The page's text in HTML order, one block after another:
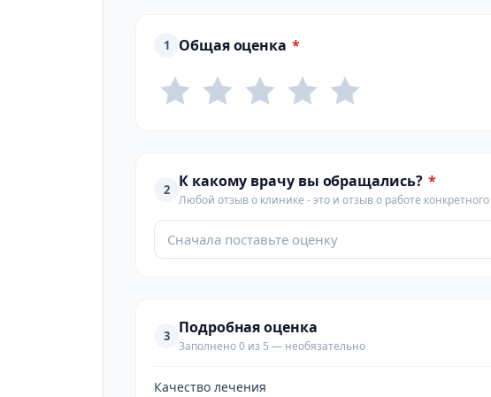
1 Общая оценка *
2 К какому врачу вы обращались? *
Любой отзыв о клинике - это и отзыв о работе
Сначала поставьте оценку
3 Подробная оценка
Заполнено 0 из 5 — необязательно
Качество лечения